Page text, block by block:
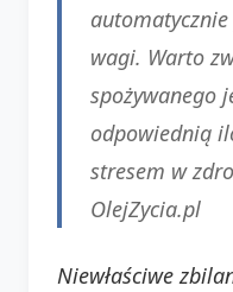
wagi. Warto
spożywanego
odpowiednią
stresem w
OlejZycia.pl
Niewłaściwe